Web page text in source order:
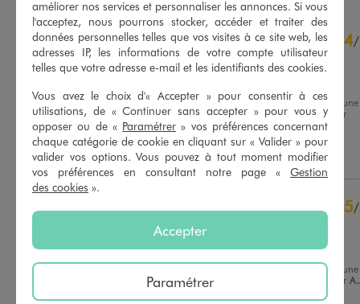
4.9/5
Basé sur8
avis soumis à un
contrôle
Voir tous les avis sur ce site
5étoiles
7
4étoiles
3étoiles
0
0
1étoile 0
4/
Avis vérifié et récompensé
Avis du11/05/2025
, suite à une
expérience du28/04/2025
par
Marlene C.
Utile(0) Signaler
5/
bon produit
, suite à une
par
améliorer nos services et personnaliser les annonces. Si vous
l'acceptez, nous pourrons stocker, accéder et traiter des
données personnelles telles que vos visites à ce site web, les
adresses IP, les informations de votre compte utilisateur
telles que votre adresse e-mail et les identifiants des cookies.
Vous avez le choix d'« Accepter » pour consentir à ces
utilisations, de « Continuer sans accepter » pour vous y
opposer ou de « Paramétrer » vos préférences concernant
chaque catégorie de cookie en cliquant sur « Valider » pour
valider vos options. Vous pouvez à tout moment modifier
vos préférences en consultant notre page « Gestion
des cookies ».
Accepter
Paramétrer